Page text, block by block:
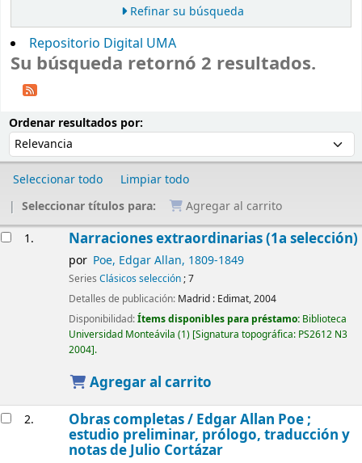
Refinar su búsqueda
Repositorio Digital UMA
Su búsqueda retornó 2 resultados.
Ordenar resultados por:
Seleccionar todo
Limpiar todo
Seleccionar títulos para:
Agregar al carrito
1. Narraciones extraordinarias (1a selección)
por Poe, Edgar Allan, 1809-1849
Series Clásicos selección; 7
Detalles de publicación: Madrid : Edimat,2004
Disponibilidad:Ítems disponibles para préstamo: Biblioteca
Universidad Monteávila (1) Signatura topográfica: PS2612 N3
2004 .
Agregar al carrito
2. Obras completas / Edgar Allan Poe ;
estudio preliminar, prólogo, traducción y
notas de Julio Cortázar